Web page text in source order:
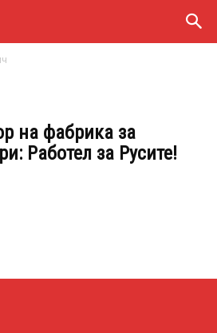
на фабрика за
Работел за Русите!